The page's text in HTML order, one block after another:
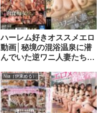
ハーレム好きオススメエロ
動画│秘境の混浴温泉に潜
んでいた逆ワニ人妻たちの
新村あかりmeyd00893
Nia（伊東める）